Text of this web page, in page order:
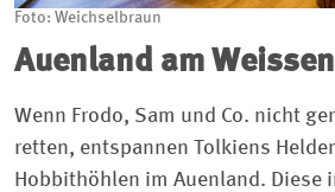
Foto: Weichselbraun
Auenland am
Wenn Frodo, Sam und Co. nicht
retten, entspannen Tolkiens
Hobbithöhlen im Auenland. Diese